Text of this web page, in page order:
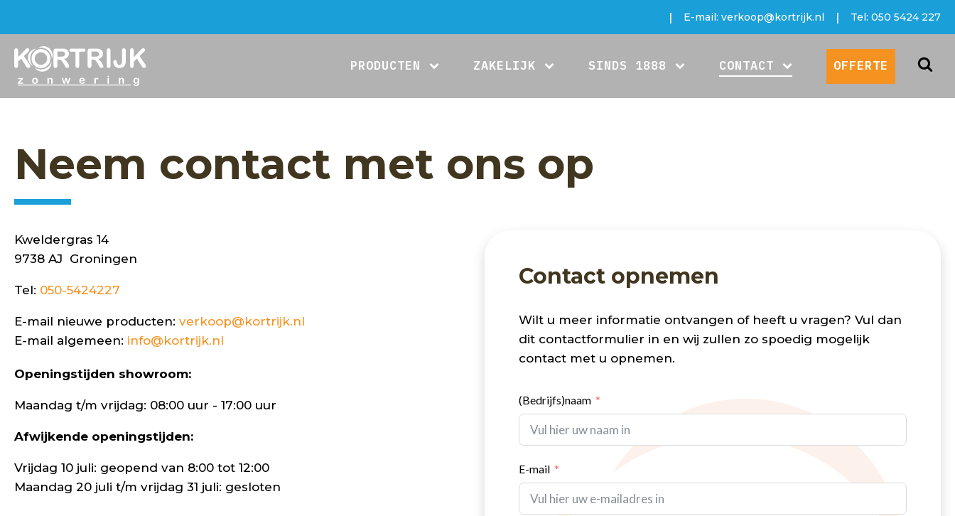
| E-mail: verkoop@kortrijk.nl | Tel: 050 5424 227
PRODUCTEN ZAKELIJK SINDS 1888 CONTACT OFFERTE
Neem contact met ons op
Kweldergras 14
9738 AJ Groningen
Tel: 050-5424227
E-mail nieuwe producten: verkoop@kortrijk.nl
E-mail algemeen: info@kortrijk.nl
Openingstijden showroom:
Maandag t/m vrijdag: 08:00 uur - 17:00 uur
Afwijkende openingstijden:
Vrijdag 10 juli: geopend van 8:00 tot 12:00
Maandag 20 juli t/m vrijdag 31 juli: gesloten
Contact opnemen
Wilt u meer informatie ontvangen of heeft u vragen? Vul dan
dit contactformulier in en wij zullen zo spoedig mogelijk
contact met u opnemen.
(Bedrijfs)naam
E-mail